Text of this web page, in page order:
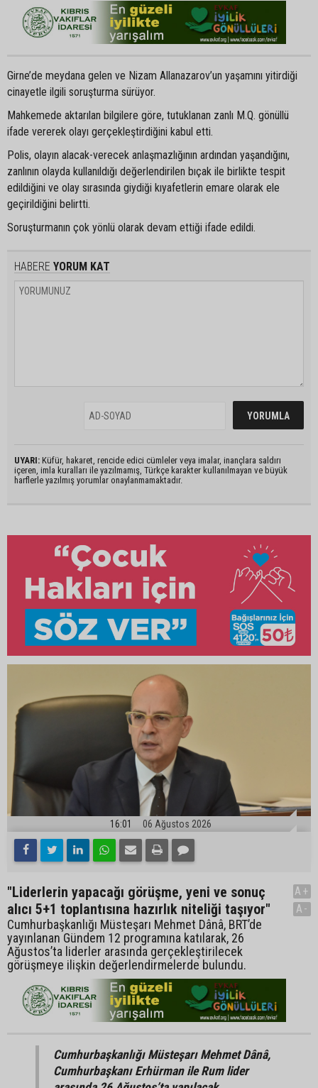
Girne’de meydana gelen ve Nizam Allanazarov’un yaşamını yitirdiği
cinayetle ilgili soruşturma sürüyor.
Mahkemede aktarılan bilgilere göre, tutuklanan zanlı M.Q. gönüllü
ifade vererek olayı gerçekleştirdiğini kabul etti.
Polis, olayın alacak-verecek anlaşmazlığının ardından yaşandığını,
zanlının olayda kullanıldığı değerlendirilen bıçak ile birlikte tespit
edildiğini ve olay sırasında giydiği kıyafetlerin emare olarak ele
geçirildiğini belirtti.
Soruşturmanın çok yönlü olarak devam ettiği ifade edildi.
HABERE YORUM KAT
UYARI: Küfür, hakaret, rencide edici cümleler veya imalar, inançlara saldırı
içeren, imla kuralları ile yazılmamış, Türkçe karakter kullanılmayan ve büyük
harflerle yazılmış yorumlar onaylanmamaktadır.
16:01 06 Ağustos 2026
"Liderlerin yapacağı görüşme, yeni ve sonuç
alıcı 5+1 toplantısına hazırlık niteliği taşıyor"
Cumhurbaşkanlığı Müsteşarı Mehmet Dânâ, BRT’de
yayınlanan Gündem 12 programına katılarak, 26
Ağustos’ta liderler arasında gerçekleştirilecek
görüşmeye ilişkin değerlendirmelerde bulundu.
A+
A-
Cumhurbaşkanlığı Müsteşarı Mehmet Dânâ,
Cumhurbaşkanı Erhürman ile Rum lider